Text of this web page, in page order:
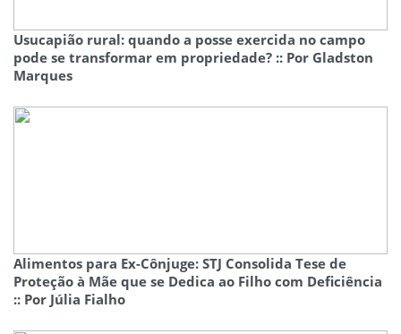
Usucapião rural: quando a posse exercida no campo
pode se transformar em propriedade? :: Por Gladston
Marques
Alimentos para Ex-Cônjuge: STJ Consolida Tese de
Proteção à Mãe que se Dedica ao Filho com Deficiência
:: Por Júlia Fialho